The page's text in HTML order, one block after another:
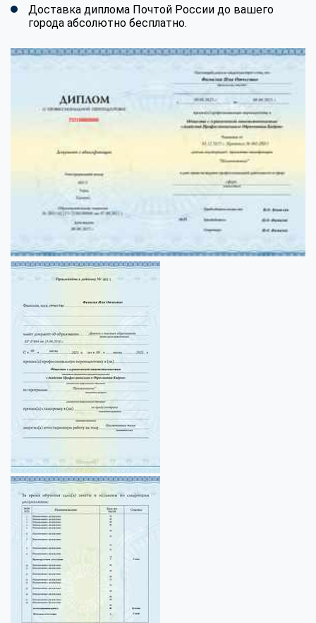
Доставка диплома Почтой России до вашего
города абсолютно бесплатно.